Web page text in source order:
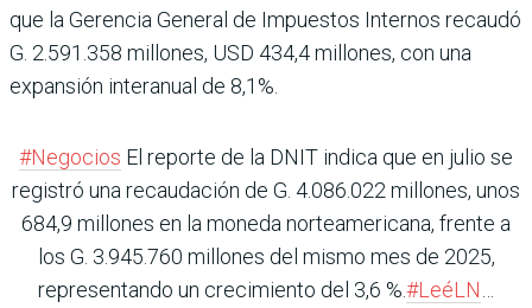
que la Gerencia General de Impuestos Internos recaudó
G. 2.591.358 millones, USD 434,4 millones, con una
expansión interanual de 8,1%.
#Negocios El reporte de la DNIT indica que en julio se
registró una recaudación de G. 4.086.022 millones, unos
684,9 millones en la moneda norteamericana, frente a
los G. 3.945.760 millones del mismo mes de 2025,
representando un crecimiento del 3,6 %.#LeéLN